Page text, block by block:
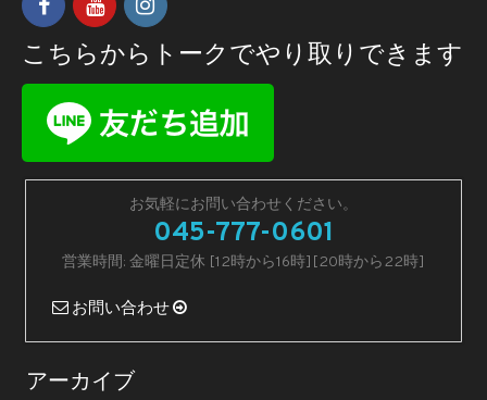
こちらからトークでやり取りできます
お気軽にお問い合わせください。
045-777-0601
営業時間: 金曜日定休 [12時から16時][20時から22時]
お問い合わせ
アーカイブ